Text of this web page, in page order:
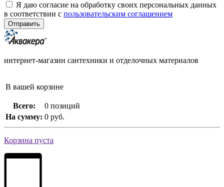
Я даю согласие на обработку своих персональных данных
в соответствии с пользовательским соглашением
интернет-магазин сантехники и отделочных материалов
В вашей корзине
Всего:
0 позиций
На сумму: 0 руб.
Корзина пуста